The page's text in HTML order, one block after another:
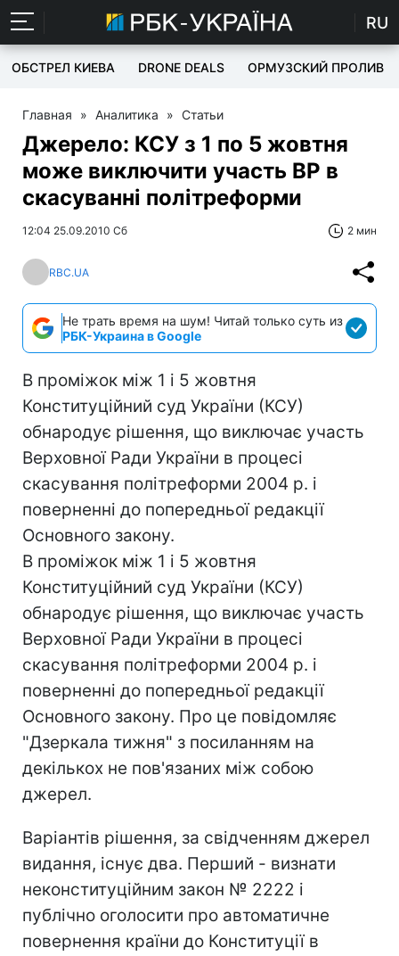
RU
ОБСТРЕЛ КИЕВА DRONE DEALS ОРМУЗСКИЙ ПРОЛИВ
Главная » Аналитика » Статьи
Джерело: КСУ з 1 по 5 жовтня
може виключити участь ВР в
скасуванні політреформи
12:04 25.09.2010 Сб 2 мин
RBC.UA
Не трать время на шум! Читай только суть из
РБК-Украина в Google
В проміжок між 1 і 5 жовтня
Конституційний суд України (КСУ)
обнародує рішення, що виключає участь
Верховної Ради України в процесі
скасування політреформи 2004 р. і
поверненні до попередньої редакції
Основного закону.
В проміжок між 1 і 5 жовтня
Конституційний суд України (КСУ)
обнародує рішення, що виключає участь
Верховної Ради України в процесі
скасування політреформи 2004 р. і
поверненні до попередньої редакції
Основного закону. Про це повідомляє
"Дзеркала тижня" з посиланням на
декількох не пов'язаних між собою
джерел.
Варіантів рішення, за свідченням джерел
видання, існує два. Перший - визнати
неконституційним закон № 2222 і
публічно оголосити про автоматичне
повернення країни до Конституції в